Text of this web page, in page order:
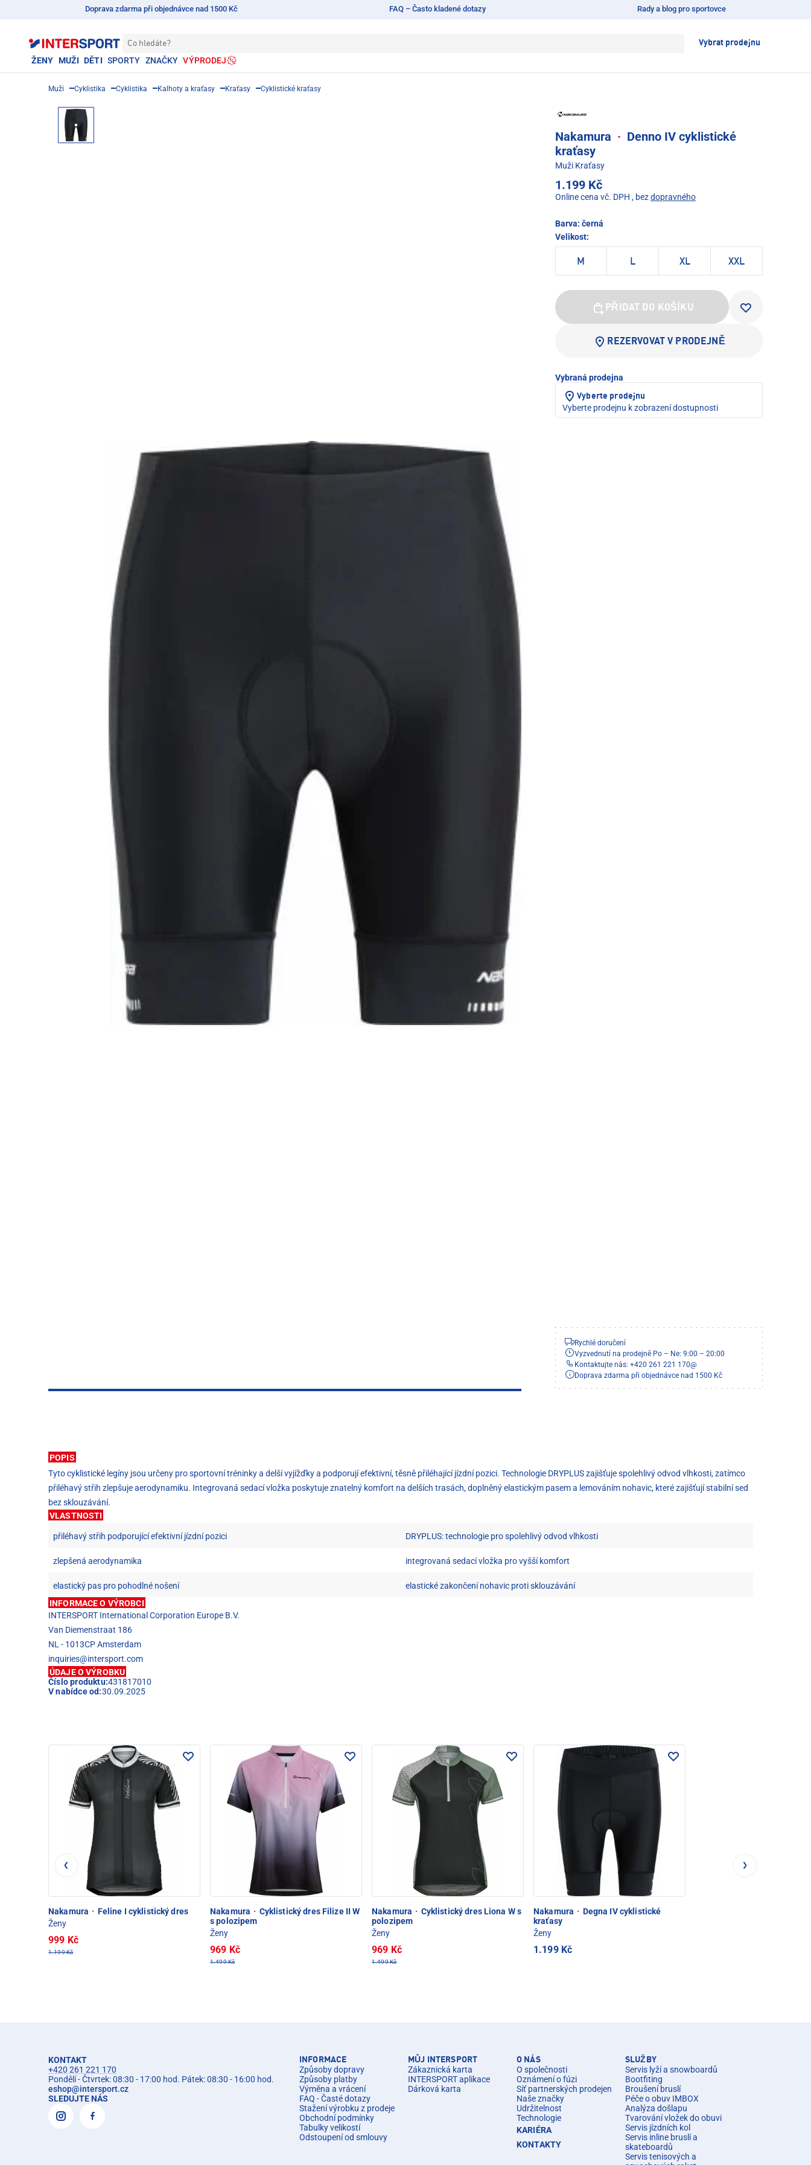
Doprava zdarma při objednávce nad 1500 Kč FAQ – Často kladené dotazy Rady a blog pro sportovce
Co hledáte? Vybrat prodejnu
ŽENY MUŽI DĚTI SPORTY ZNAČKY VÝPRODEJ
Muži Cyklistika Cyklistika Kalhoty a kraťasy Kraťasy Cyklistické kraťasy
Nakamura · Denno IV cyklistické
kraťasy
Muži Kraťasy
1.199 Kč
Online cena vč. DPH , bezdopravného
Barva: černá
Velikost:
M L XL XXL
PŘIDAT DO KOŠÍKU
REZERVOVAT V PRODEJNĚ
Vybraná prodejna
Vyberte prodejnu
Vyberte prodejnu k zobrazení dostupnosti
Rychlé doručení
Vyzvednutí na prodejně Po – Ne: 9:00 – 20:00
Kontaktujte nás: +420 261 221 170@
Doprava zdarma při objednávce nad 1500 Kč
POPIS
Tyto cyklistické legíny jsou určeny pro sportovní tréninky a delší vyjížďky a podporují efektivní, těsně přiléhající jízdní pozici. Technologie DRYPLUS zajišťuje spolehlivý odvod vlhkosti, zatímco
přiléhavý střih zlepšuje aerodynamiku. Integrovaná sedací vložka poskytuje znatelný komfort na delších trasách, doplněný elastickým pasem a lemováním nohavic, které zajišťují stabilní sed
bez sklouzávání.
VLASTNOSTI
přiléhavý střih podporující efektivní jízdní pozici DRYPLUS: technologie pro spolehlivý odvod vlhkosti
zlepšená aerodynamika integrovaná sedací vložka pro vyšší komfort
elastický pas pro pohodlné nošení
elastické zakončení nohavic proti sklouzávání
INFORMACE O VÝROBCI
INTERSPORT International Corporation Europe B.V.
Van Diemenstraat 186
NL - 1013CP Amsterdam
inquiries@intersport.com
ÚDAJE O VÝROBKU
Číslo produktu:431817010
V nabídce od:30.09.2025
Nakamura · Feline I cyklistický dres
Ženy
999 Kč
1.199 Kč
Nakamura · Cyklistický dres Filize II W
s polozipem
Ženy
969 Kč
1.499 Kč
Nakamura · Cyklistický dres Liona W s
polozipem
Ženy
969 Kč
1.499 Kč
Nakamura · Degna IV cyklistické
kraťasy
Ženy
1.199 Kč
KONTAKT
+420 261 221 170
Pondělí - Čtvrtek: 08:30 - 17:00 hod. Pátek: 08:30 - 16:00 hod.
eshop@intersport.cz
SLEDUJTE NÁS
INFORMACE
Způsoby dopravy
Způsoby platby
Výměna a vrácení
FAQ - Časté dotazy
Stažení výrobku z prodeje
Obchodní podmínky
Tabulky velikostí
Odstoupení od smlouvy
MŮJ INTERSPORT
Zákaznická karta
INTERSPORT aplikace
Dárková karta
O NÁS
O společnosti
Oznámení o fúzi
Síť partnerských prodejen
Naše značky
Udržitelnost
Technologie
KARIÉRA
KONTAKTY
SLUŽBY
Servis lyží a snowboardů
Bootfiting
Broušení bruslí
Péče o obuv IMBOX
Analýza došlapu
Tvarování vložek do obuvi
Servis jízdních kol
Servis inline bruslí a
skateboardů
Servis tenisových a